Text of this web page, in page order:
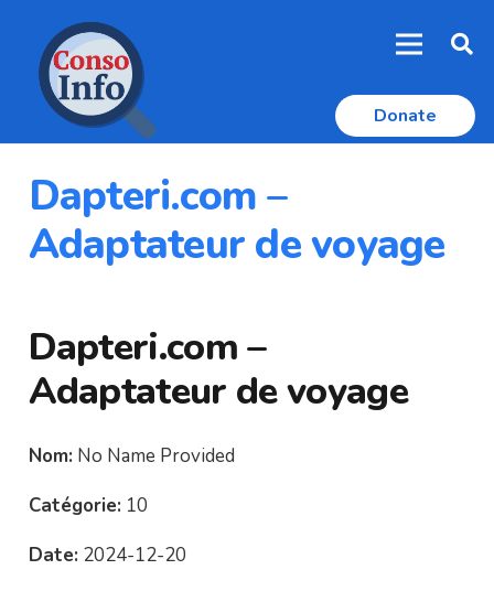
Donate
Dapteri.com –
Adaptateur de voyage
Dapteri.com –
Adaptateur de voyage
Nom: No Name Provided
Catégorie: 10
Date: 2024-12-20